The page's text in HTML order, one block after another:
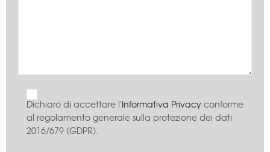
Dichiaro di accettare l'Informativa Privacy conforme
al regolamento generale sulla protezione dei dati
2016/679 (GDPR).